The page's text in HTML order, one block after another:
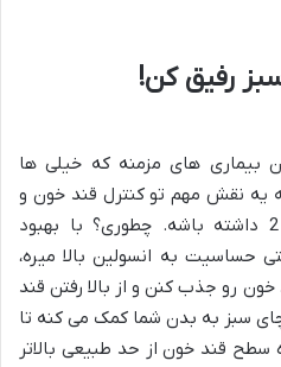
رفیق کن!
ترین بیماری های مزمنه که خیلی ها
یه نقش مهم تو کنترل قند خون و
حساسیت به انسولین بالا میره،
رو جذب کنن و از بالا رفتن قند
سبز به بدن شما کمک می کنه تا
سطح قند خون از حد طبیعی بالاتر